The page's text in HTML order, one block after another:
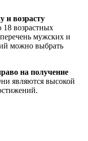
и возрасту
18 возрастных
мужских и
можно выбрать
на получение
являются высокой